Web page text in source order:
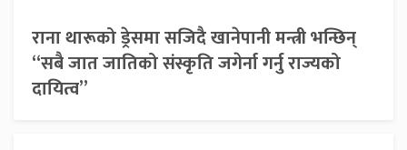
राना थारूको ड्रेसमा सजिदै खानेपानी मन्त्री भन्छिन्
“सबै जात जातिको संस्कृति जगेर्ना गर्नु राज्यको
दायित्व”